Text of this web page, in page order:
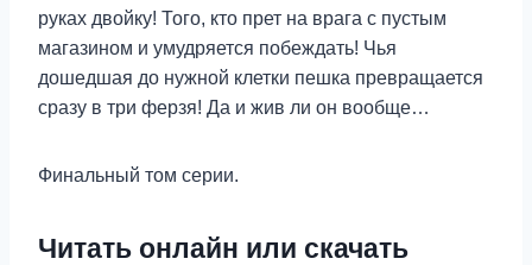
руках двойку! Того, кто прет на врага с пустым
магазином и умудряется побеждать! Чья
дошедшая до нужной клетки пешка превращается
сразу в три ферзя! Да и жив ли он вообще…
Финальный том серии.
Читать онлайн или скачать